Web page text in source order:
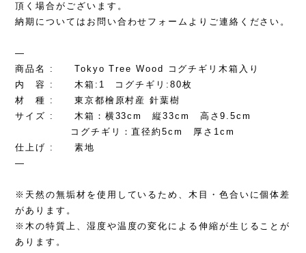
頂く場合がございます。
納期についてはお問い合わせフォームよりご連絡ください。
—
商品名 : Tokyo Tree Wood コグチギリ木箱入り
内 容 : 木箱:1 コグチギリ:80枚
材 種 : 東京都檜原村産 針葉樹
サイズ : 木箱：横33cm 縦33cm 高さ9.5cm
コグチギリ：直径約5cm 厚さ1cm
仕上げ : 素地
—
※天然の無垢材を使用しているため、木目・色合いに個体差
があります。
※木の特質上、湿度や温度の変化による伸縮が生じることが
あります。